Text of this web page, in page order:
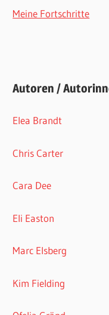
Meine Fortschritte
Autoren /
Elea Brandt
Chris Carter
Cara Dee
Eli Easton
Marc Elsberg
Kim Fielding